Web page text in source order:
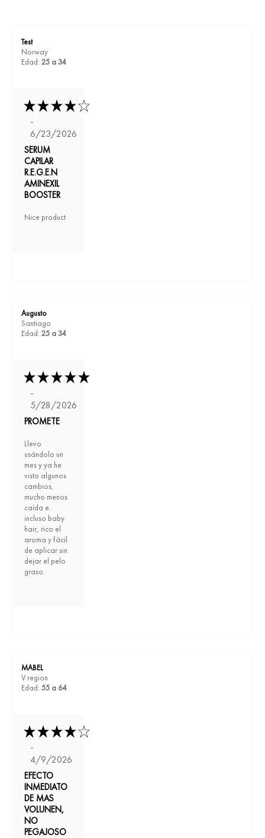
Test
Norway
Edad: 25 a 34
-
6/23/2026
SERUM
CAPILAR
R.E.G.E.N
AMINEXIL
BOOSTER
Nice product
Augusto
Santiago
Edad: 25 a 34
-
5/28/2026
PROMETE
Llevo
usándolo un
mes y ya he
visto algunos
cambios,
mucho menos
caída e
incluso baby
hair, rico el
aroma y fácil
de aplicar sin
dejar el pelo
graso.
MABEL
V region
Edad: 55 a 64
-
4/9/2026
EFECTO
INMEDIATO
DE MAS
VOLUNEN,
NO
PEGAJOSO